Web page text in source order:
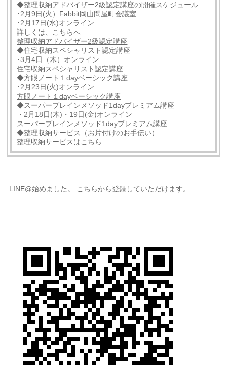
◆整理収納アドバイザー2級認定講座の開催スケジュール
･2月9日(火）Fabbit岡山問屋町会議室
･2月17日(水)オンライン
詳しくは、こちらへ
整理収納アドバイザー2級認定講座
◆住宅収納スペシャリスト認定講座
･3月4日（木）オンライン
住宅収納スペシャリスト認定講座
◆方眼ノート１dayベーシック講座
･2月23日(火)オンライン
方眼ノート１dayベーシック講座
◆スーパーブレインメソッド1dayプレミアム講座
・2月18日(木)・19日(金)オンライン
スーパーブレインメソッド1dayプレミアム講座
◆整理収納サービス（お片付けのお手伝い）
整理収納サービスはこちら
LINE@始めました。 こちらから登録していただけます。